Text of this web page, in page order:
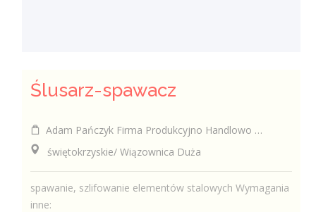
Ślusarz-spawacz
Adam Pańczyk Firma Produkcyjno Handlowo Usługowa "KONRAD" Wiązownica Duża
świętokrzyskie/ Wiązownica Duża
spawanie, szlifowanie elementów stalowych Wymagania
inne: